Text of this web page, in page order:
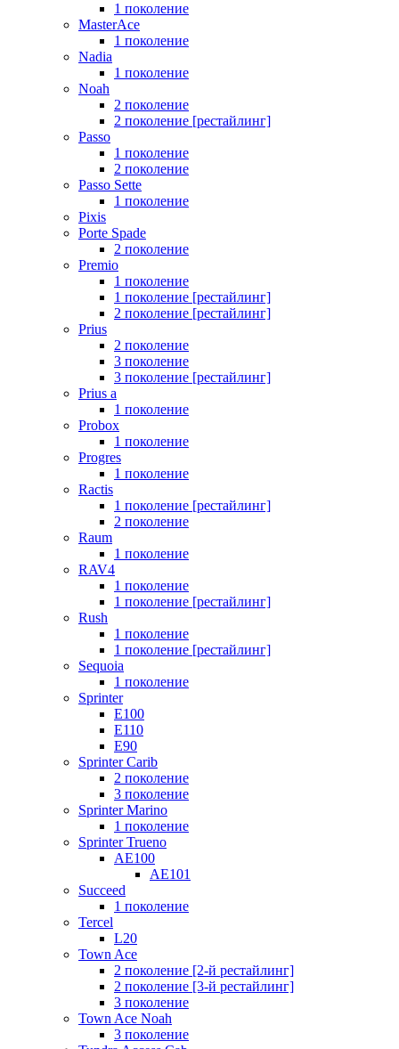
1 поколение
MasterAce
1 поколение
Nadia
1 поколение
Noah
2 поколение
2 поколение [рестайлинг]
Passo
1 поколение
2 поколение
Passo Sette
1 поколение
Pixis
Porte Spade
2 поколение
Premio
1 поколение
1 поколение [рестайлинг]
2 поколение [рестайлинг]
Prius
2 поколение
3 поколение
3 поколение [рестайлинг]
Prius a
1 поколение
Probox
1 поколение
Progres
1 поколение
Ractis
1 поколение [рестайлинг]
2 поколение
Raum
1 поколение
RAV4
1 поколение
1 поколение [рестайлинг]
Rush
1 поколение
1 поколение [рестайлинг]
Sequoia
1 поколение
Sprinter
E100
E110
E90
Sprinter Carib
2 поколение
3 поколение
Sprinter Marino
1 поколение
Sprinter Trueno
AE100
AE101
Succeed
1 поколение
Tercel
L20
Town Ace
2 поколение [2-й рестайлинг]
2 поколение [3-й рестайлинг]
3 поколение
Town Ace Noah
3 поколение